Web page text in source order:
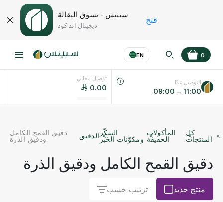
سبينس - تسوق البقالة
ديجيتال آند كود
فتح
EN
اللغة عر
KSA
0
توصيل مجاني
0.00
التوصيل غدًا
09:00 – 11:00
كل
المنتجات
المأكولات
الخفيفة
السكّر
ومكوّنات الخَبزالدقيق
دقيق القمح الكامل
ودقيق الذرة
دقيق القمح الكامل ودقيق الذرة
منتج جديد ترتيب حسب